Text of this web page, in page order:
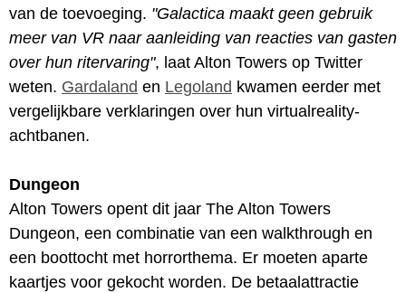
van de toevoeging. "Galactica maakt geen gebruik
meer van VR naar aanleiding van reacties van gasten
over hun ritervaring", laat Alton Towers op Twitter
weten. Gardaland en Legoland kwamen eerder met
vergelijkbare verklaringen over hun virtualreality-
achtbanen.
Dungeon
Alton Towers opent dit jaar The Alton Towers
Dungeon, een combinatie van een walkthrough en
een boottocht met horrorthema. Er moeten aparte
kaartjes voor gekocht worden. De betaalattractie